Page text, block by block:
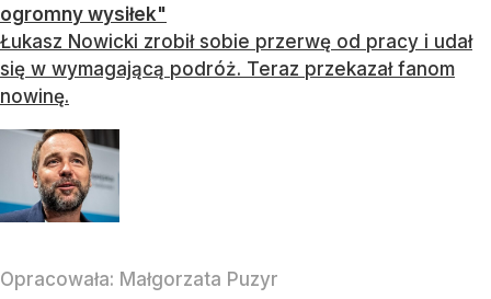
ogromny wysiłek"
Łukasz Nowicki zrobił sobie przerwę od pracy i udał
się w wymagającą podróż. Teraz przekazał fanom
nowinę.
Opracowała: Małgorzata Puzyr